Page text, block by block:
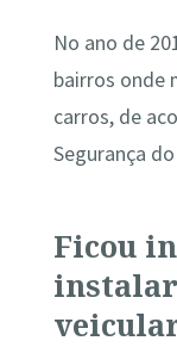
No ano de
bairros onde
carros, de
Segurança
Ficou